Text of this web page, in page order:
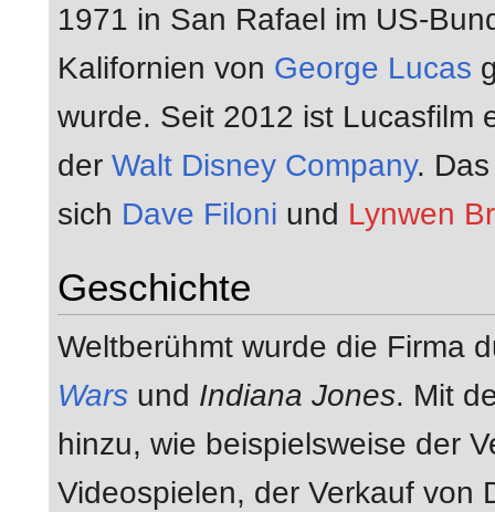
1971 in San Rafael im US-
Kalifornien von George Lucas
wurde. Seit 2012 ist Lucasfilm
der Walt Disney Company.
sich Dave Filoni und Lynwen
Geschichte
Weltberühmt wurde die Firma
Wars und Indiana Jones. Mit
hinzu, wie beispielsweise der
Videospielen, der Verkauf von